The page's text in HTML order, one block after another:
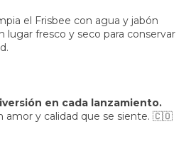
el Frisbee con agua y jabón
lugar fresco y seco para conservar
en cada lanzamiento.
amor y calidad que se siente. 🇨🇴